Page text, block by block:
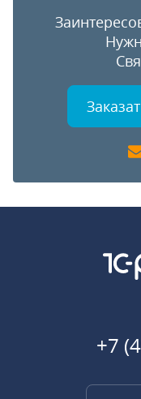
+7